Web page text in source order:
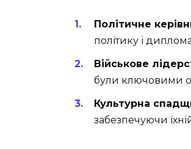
Політичне
політику і
Військове
були ключовими
Культурна
забезпечуючи